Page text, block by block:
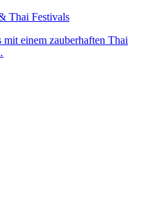
Thai Festivals
mit einem zauberhaften Thai